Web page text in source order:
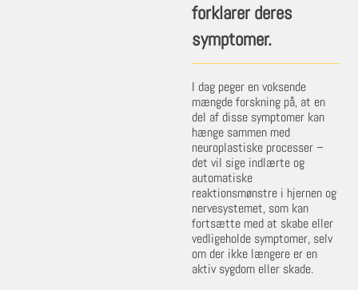
forklarer deres
symptomer.
I dag peger en voksende
mængde forskning på, at en
del af disse symptomer kan
hænge sammen med
neuroplastiske processer –
det vil sige indlærte og
automatiske
reaktionsmønstre i hjernen og
nervesystemet, som kan
fortsætte med at skabe eller
vedligeholde symptomer, selv
om der ikke længere er en
aktiv sygdom eller skade.